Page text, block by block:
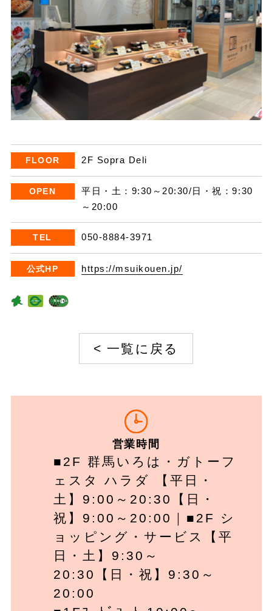
会社情報 個人情報保護方針
FLOOR 2F Sopra Deli
OPEN
平日・土：9:30～20:30/日・祝：9:30
～20:00
TEL 050-8884-3971
公式HP https://msuikouen.jp/
< 一覧に戻る
営業時間
■2F 群馬いろは・ガトーフ
ェスタ ハラダ 【平日・
土】9:00～20:30【日・
祝】9:00～20:00｜■2F シ
ョッピング・サービス【平
日・土】9:30～
20:30【日・祝】9:30～
20:00